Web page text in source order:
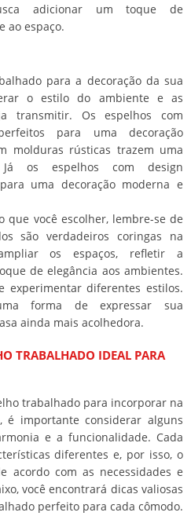
adicionar um toque de
ao espaço.
para a decoração da sua
o estilo do ambiente e as
transmitir. Os espelhos com
para uma decoração
molduras rústicas trazem uma
Já os espelhos com design
uma decoração moderna e
que você escolher, lembre-se de
são verdadeiros coringas na
os espaços, refletir a
de elegância aos ambientes.
experimentar diferentes estilos.
forma de expressar sua
ainda mais acolhedora.
TRABALHADO IDEAL PARA
trabalhado para incorporar na
é importante considerar alguns
e a funcionalidade. Cada
diferentes e, por isso, o
acordo com as necessidades e
você encontrará dicas valiosas
perfeito para cada cômodo.